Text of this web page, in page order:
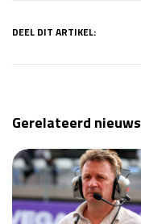
DEEL DIT ARTIKEL:
Gerelateerd nieuws